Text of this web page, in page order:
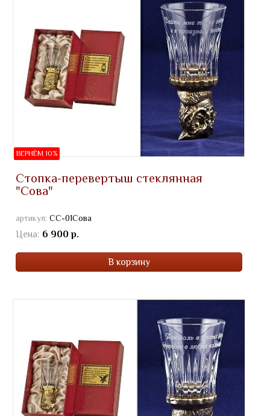
ВЕРНЁМ 10%
Стопка-перевертыш стеклянная
"Сова"
артикул: СС-01Сова
Цена: 6 900 р.
В корзину